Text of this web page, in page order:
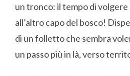
un tronco: il tempo di volgere
all’altro capo del bosco!
di un folletto che sembra
un passo più in là, verso